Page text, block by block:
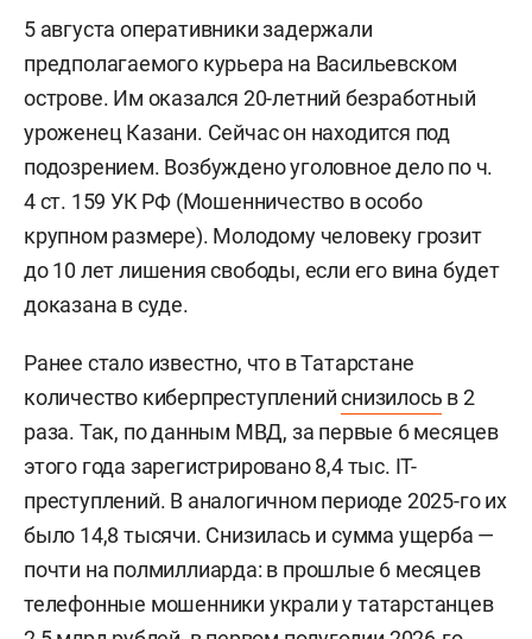
5 августа оперативники задержали
предполагаемого курьера на Васильевском
острове. Им оказался 20-летний безработный
уроженец Казани. Сейчас он находится под
подозрением. Возбуждено уголовное дело по ч.
4 ст. 159 УК РФ (Мошенничество в особо
крупном размере). Молодому человеку грозит
до 10 лет лишения свободы, если его вина будет
доказана в суде.
Ранее стало известно, что в Татарстане
количество киберпреступленийснизилось в 2
раза. Так, по данным МВД, за первые 6 месяцев
этого года зарегистрировано 8,4 тыс. IT-
преступлений. В аналогичном периоде 2025-го их
было 14,8 тысячи. Снизилась и сумма ущерба —
почти на полмиллиарда: в прошлые 6 месяцев
телефонные мошенники украли у татарстанцев